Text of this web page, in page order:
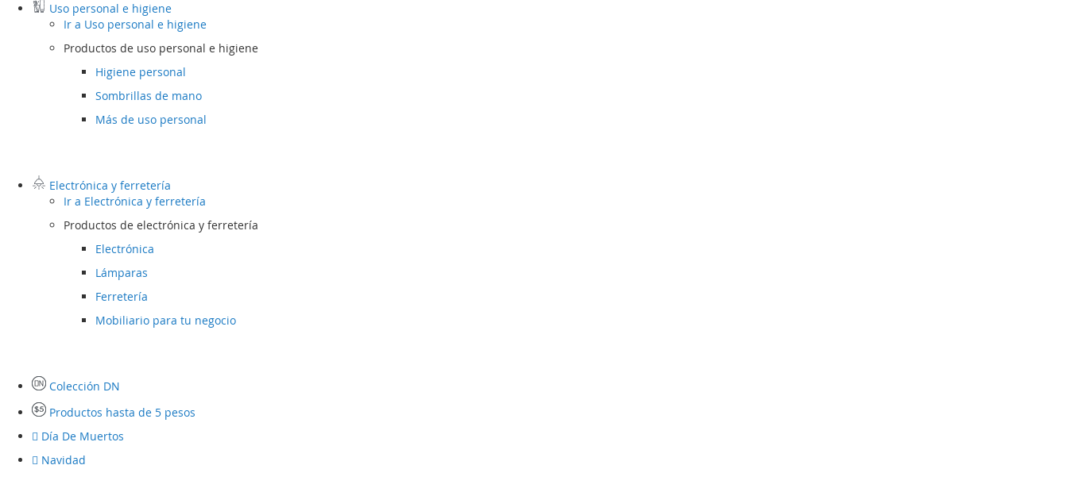
Uso personal e higiene
Ir a Uso personal e higiene
Productos de uso personal e higiene
Higiene personal
Sombrillas de mano
Más de uso personal
Electrónica y ferretería
Ir a Electrónica y ferretería
Productos de electrónica y ferretería
Electrónica
Lámparas
Ferretería
Mobiliario para tu negocio
Colección DN
Productos hasta de 5 pesos
Día De Muertos
Navidad